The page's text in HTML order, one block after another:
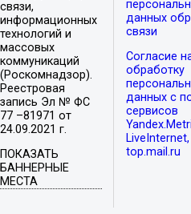
связи,
информационных
технологий и
массовых
коммуникаций
(Роскомнадзор).
Реестровая
запись Эл № ФС
77 –81971 от
24.09.2021 г.
ПОКАЗАТЬ
БАННЕРНЫЕ
МЕСТА
данных
связи
Согласие
обработку
данных с
сервисов
LiveInternet,
top.mail.ru